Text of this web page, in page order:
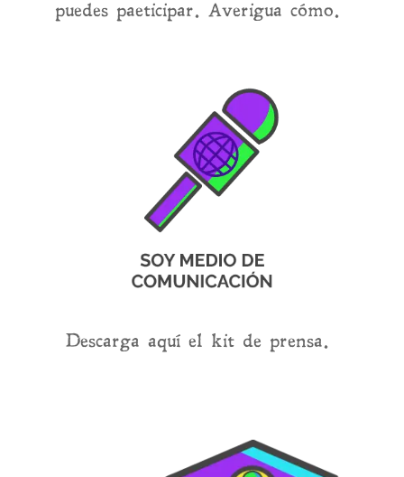
puedes paeticipar. Averigua cómo.
Descarga aquí el kit de prensa.